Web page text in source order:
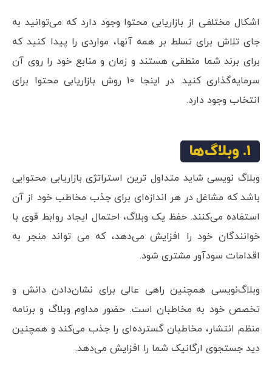
اشکال مختلفی از بازاریابی محتوا وجود دارد که می‌توانید به
جای تلاش برای تسلط بر همه آنها، مواردی را پیدا کنید که
برای برند شما منطقی هستند و زمان و منابع خود را روی آن
سرمایه‌گذاری کنید. در اینجا 10 روش بازاریابی محتوا برای
انتخاب وجود دارد.
1. وبلاگ‌‌ها
وبلاگ نویسی شاید متداول ترین استراتژی بازاریابی محتوایی
باشد که مشاغل در هر اندازه‌ای برای جذب مخاطب خود از آن
استفاده می‌کنند. حفظ یک وبلاگ، احتمال ایجاد روابط قوی با
خوانندگان خود را افزایش می‌دهد، که می ‌تواند منجر به
اقدامات سودآور مشتری شود.
وبلاگ‌نویسی همچنین راهی عالی برای نشان‌دادن دانش و
تخصص خود به مخاطبان است. حضور مداوم وبلاگ و برنامه
منظم انتشار، مخاطبان گسترده‌ای را جذب می‌کند و همچنین
دید جستجوی ارگانیک شما را افزایش می‌دهد.